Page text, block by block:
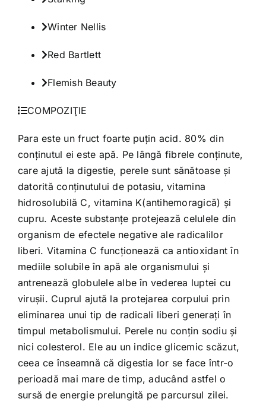
Winter Nellis
Red Bartlett
Flemish Beauty
COMPOZIŢIE
Para este un fruct foarte puţin acid. 80% din
conţinutul ei este apă. Pe lângă fibrele conținute,
care ajută la digestie, perele sunt sănătoase și
datorită conținutului de potasiu, vitamina
hidrosolubilă C, vitamina K(antihemoragică) și
cupru. Aceste substanţe protejează celulele din
organism de efectele negative ale radicalilor
liberi. Vitamina C funcţionează ca antioxidant în
mediile solubile în apă ale organismului şi
antrenează globulele albe în vederea luptei cu
viruşii. Cuprul ajută la protejarea corpului prin
eliminarea unui tip de radicali liberi generaţi în
timpul metabolismului. Perele nu conțin sodiu și
nici colesterol. Ele au un indice glicemic scăzut,
ceea ce înseamnă că digestia lor se face într-o
perioadă mai mare de timp, aducând astfel o
sursă de energie prelungită pe parcursul zilei.